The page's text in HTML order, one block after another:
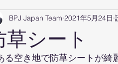
草シート
BPJ Japan Team 2021年5月24日
る空き地で防草シートが綺